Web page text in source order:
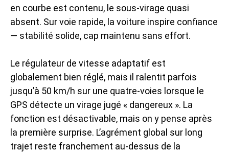
en courbe est contenu, le sous-virage quasi
absent. Sur voie rapide, la voiture inspire confiance
— stabilité solide, cap maintenu sans effort.
Le régulateur de vitesse adaptatif est
globalement bien réglé, mais il ralentit parfois
jusqu’à 50 km/h sur une quatre-voies lorsque le
GPS détecte un virage jugé « dangereux ». La
fonction est désactivable, mais on y pense après
la première surprise. L’agrément global sur long
trajet reste franchement au-dessus de la